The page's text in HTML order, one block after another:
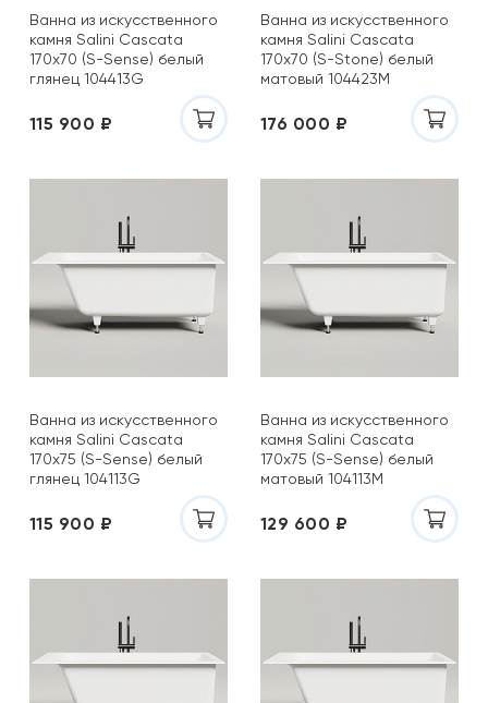
Ванна из искусственного
камня Salini Cascata
170x70 (S-Sense) белый
глянец 104413G
115 900 ₽
Ванна из искусственного
камня Salini Cascata
170x70 (S-Stone) белый
матовый 104423M
176 000 ₽
Ванна из искусственного
камня Salini Cascata
170x75 (S-Sense) белый
глянец 104113G
115 900 ₽
Ванна из искусственного
камня Salini Cascata
170x75 (S-Sense) белый
матовый 104113M
129 600 ₽